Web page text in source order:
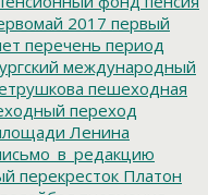
2017 первый
перечень период
международный
пешеходная
переход
Ленина
перекресток Платон